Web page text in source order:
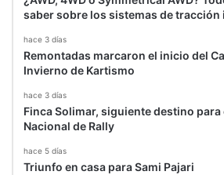
saber sobre los sistemas de tracción
hace 3 días
Remontadas marcaron el inicio del
Invierno de Kartismo
hace 3 días
Finca Solimar, siguiente destino para
Nacional de Rally
hace 5 días
Triunfo en casa para Sami Pajari